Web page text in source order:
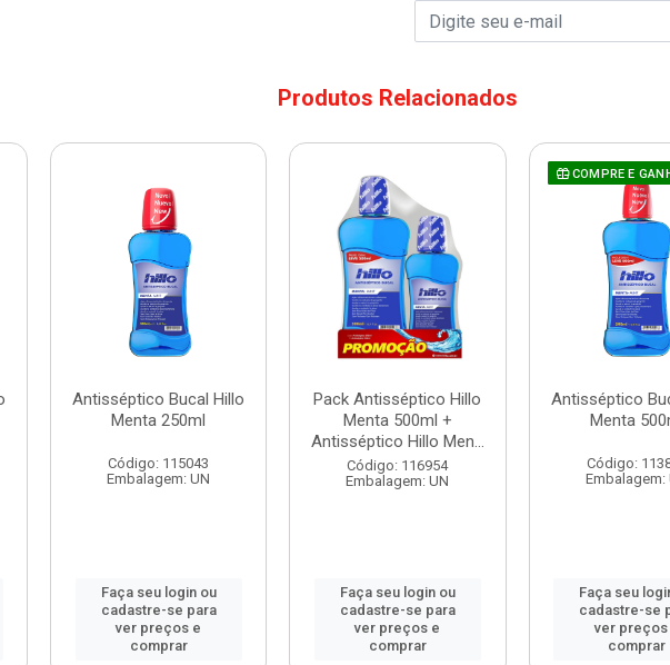
Produtos Relacionados
Antisséptico Bucal Hillo
Menta 250ml
Código: 115043
Embalagem: UN
Faça seu login ou
cadastre-se para
ver preços e
comprar
Pack Antisséptico Hillo
Menta 500ml +
Antisséptico Hillo Men...
Código: 116954
Embalagem: UN
Faça seu login ou
cadastre-se para
ver preços e
comprar
COMPRE E
Antisséptico
Menta
Código:
Embalagem:
Faça seu
cadastre-se
ver preços
comprar